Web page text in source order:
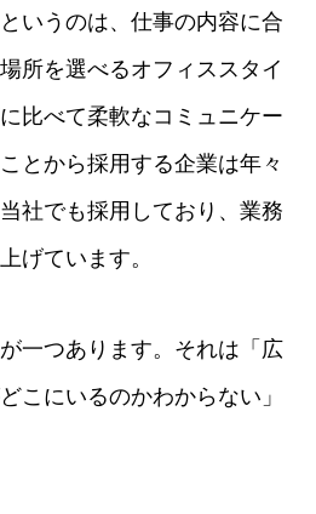
いうのは、仕事の内容に合
所を選べるオフィススタイ
比べて柔軟なコミュニケー
とから採用する企業は年々
社でも採用しており、業務
げています。
一つあります。それは「広
こにいるのかわからない」